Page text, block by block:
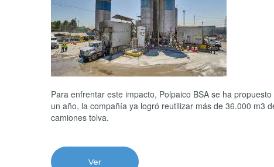
Para enfrentar este impacto, Polpaico BSA se ha
un año, la compañía ya logró reutilizar más de 36.000 m3
camiones tolva.
Ver